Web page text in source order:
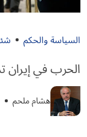
السياسة والحكم
الحرب في
هشام ملحم